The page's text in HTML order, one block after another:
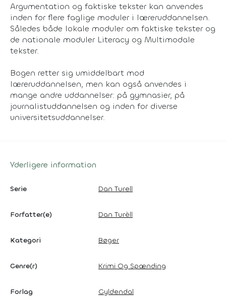
Argumentation og faktiske teksterkan anvendes
inden for flere faglige moduler i læreruddannelsen.
Således både lokale moduler om faktiske tekster og
de nationale moduler Literacy og Multimodale
tekster.
Bogen retter sig umiddelbart mod
læreruddannelsen, men kan også anvendes i
mange andre uddannelser: på gymnasier, på
journalistuddannelsen og inden for diverse
universitetsuddannelser.
Yderligere information
Serie Dan Turell
Forfatter(e) Dan Turèll
Kategori Bøger
Genre(r) Krimi Og Spænding
Forlag Gyldendal